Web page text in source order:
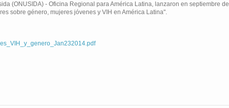
(ONUSIDA) - Oficina Regional para América Latina, lanzaron en septiembre de
sobre género, mujeres jóvenes y VIH en América Latina".